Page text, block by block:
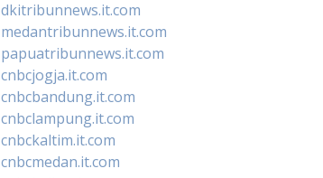
dkitribunnews.it.com
medantribunnews.it.com
papuatribunnews.it.com
cnbcjogja.it.com
cnbcbandung.it.com
cnbclampung.it.com
cnbckaltim.it.com
cnbcmedan.it.com